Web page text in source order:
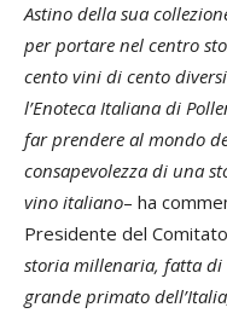
Astino della sua
per portare nel centro
cento vini di cento
l’Enoteca Italiana di
far prendere al mondo
consapevolezza di una
vino italiano– ha
Presidente del
storia millenaria, fatta
grande primato